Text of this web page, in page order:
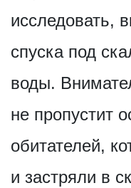
исследовать,
спуска под
воды.
не пропустит
обитателей,
и застряли в